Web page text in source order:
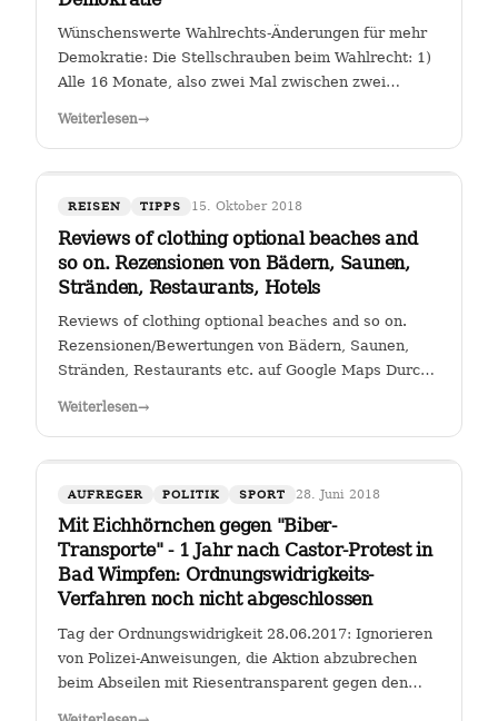
Wünschenswerte Wahlrechts-Änderungen für mehr
Demokratie: Die Stellschrauben beim Wahlrecht: 1)
Alle 16 Monate, also zwei Mal zwischen zwei
Weiterlesen→
REISEN TIPPS 15. Oktober 2018
Reviews of clothing optional beaches and
so on. Rezensionen von Bädern, Saunen,
Stränden, Restaurants, Hotels
Reviews of clothing optional beaches and so on.
Rezensionen/Bewertungen von Bädern, Saunen,
Stränden, Restaurants etc. auf Google Maps Durch
Weiterlesen→
AUFREGER POLITIK SPORT 28. Juni 2018
Mit Eichhörnchen gegen "Biber-
Transporte" - 1 Jahr nach Castor-Protest in
Bad Wimpfen: Ordnungswidrigkeits-
Verfahren noch nicht abgeschlossen
Tag der Ordnungswidrigkeit 28.06.2017: Ignorieren
von Polizei-Anweisungen, die Aktion abzubrechen
beim Abseilen mit Riesentransparent gegen den